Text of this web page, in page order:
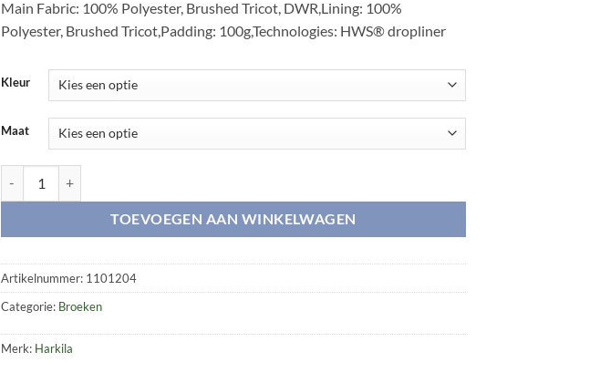
Main Fabric: 100% Polyester, Brushed Tricot, DWR,Lining: 100%
Polyester, Brushed Tricot,Padding: 100g,Technologies: HWS® dropliner
Kleur
Maat
TOEVOEGEN AAN WINKELWAGEN
Artikelnummer: 1101204
Categorie: Broeken
Merk: Harkila